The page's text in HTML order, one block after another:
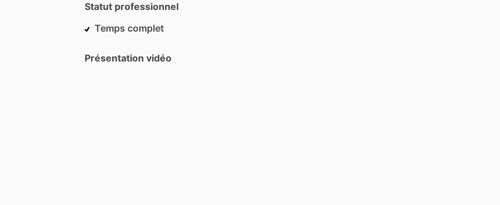
Statut professionnel
Temps complet
Présentation vidéo